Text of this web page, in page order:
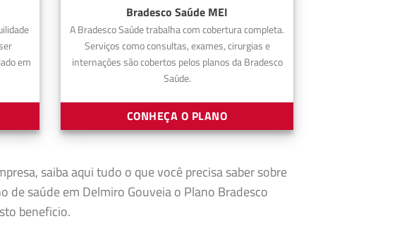
em
Bradesco Saúde MEI
A Bradesco Saúde trabalha com cobertura completa.
Serviços como consultas, exames, cirurgias e
internações são cobertos pelos planos da Bradesco
Saúde.
CONHEÇA O PLANO
saiba aqui tudo o que você precisa saber sobre
de saúde em Delmiro Gouveia o Plano Bradesco
beneficio.